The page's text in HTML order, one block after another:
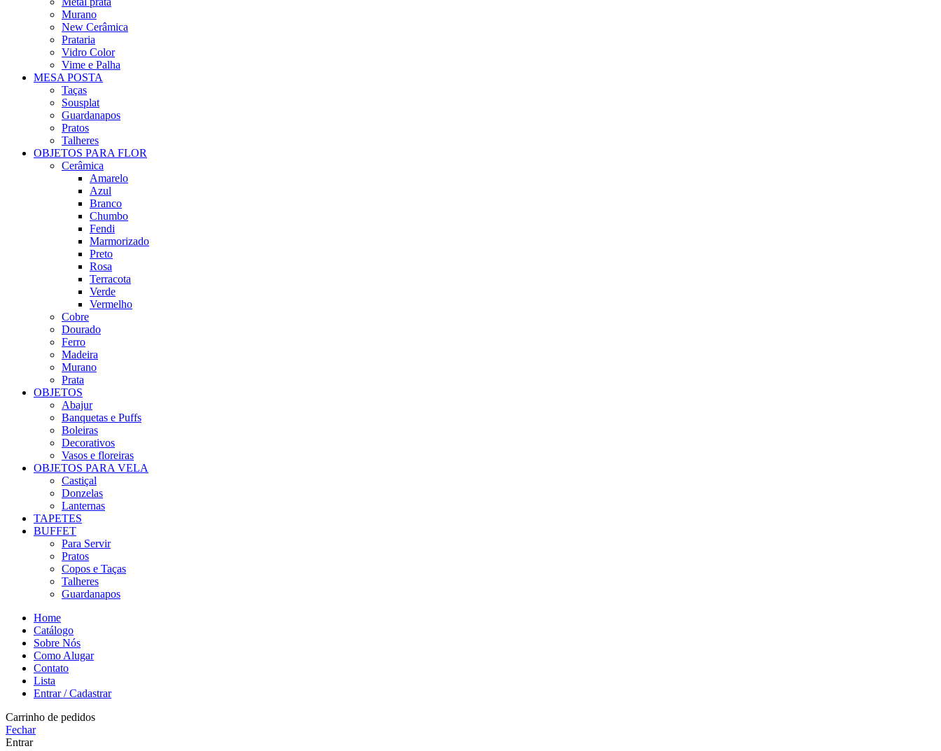
Murano
New Cerâmica
Prataria
Vidro Color
Vime e Palha
MESA POSTA
Taças
Sousplat
Guardanapos
Pratos
Talheres
OBJETOS PARA FLOR
Cerâmica
Amarelo
Azul
Branco
Chumbo
Fendi
Marmorizado
Preto
Rosa
Terracota
Verde
Vermelho
Cobre
Dourado
Ferro
Madeira
Murano
Prata
OBJETOS
Abajur
Banquetas e Puffs
Boleiras
Decorativos
Vasos e floreiras
OBJETOS PARA VELA
Castiçal
Donzelas
Lanternas
TAPETES
BUFFET
Para Servir
Pratos
Copos e Taças
Talheres
Guardanapos
Home
Catálogo
Sobre Nós
Como Alugar
Contato
Lista
Entrar / Cadastrar
Carrinho de pedidos
Fechar
Entrar